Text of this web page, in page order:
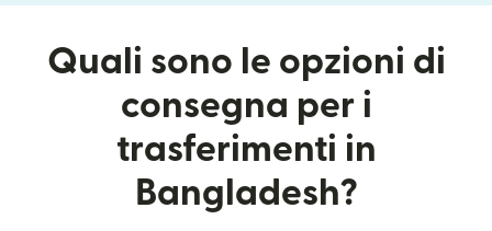
Quali sono le opzioni di
consegna per i
trasferimenti in
Bangladesh?